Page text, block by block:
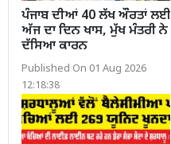
ਪੰਜਾਬ ਦੀਆਂ 40 ਲੱਖ ਔਰਤਾਂ ਲਈ
ਅੱਜ ਦਾ ਦਿਨ ਖਾਸ, ਮੁੱਖ ਮੰਤਰੀ ਨੇ
ਦੱਸਿਆ ਕਾਰਨ
Published On 01 Aug 2026
12:18:38